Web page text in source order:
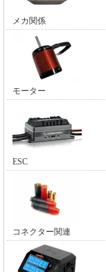
メカ関係
モーター
ESC
コネクター関連